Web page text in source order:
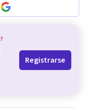
?
Registrarse